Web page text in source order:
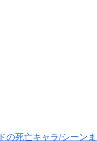
の死亡キャラ/シーン